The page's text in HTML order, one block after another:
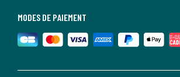
MODES DE PAIEMENT